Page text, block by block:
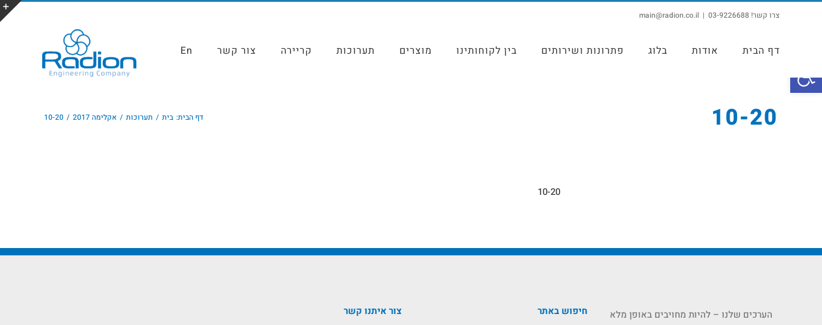
צרו קשר! 03-9226688 |
main@radion.co.il
דף הבית אודות בלוג פתרונות ושירותים בין לקוחותינו מוצרים תערוכות קריירה צור קשר En
10-20 דף הבית: בית תערוכות אקלימה 2017 10-20
10-20
הערכים שלנו – להיות מחויבים באופן מלא
חיפוש באתר צור איתנו קשר